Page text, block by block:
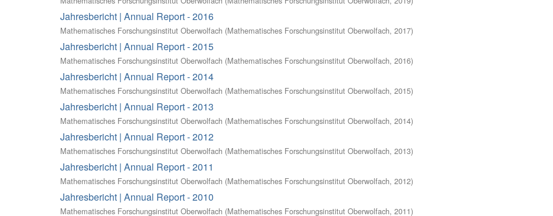
Jahresbericht | Annual Report - 2016
Mathematisches Forschungsinstitut Oberwolfach (Mathematisches Forschungsinstitut Oberwolfach, 2017)
Jahresbericht | Annual Report - 2015
Mathematisches Forschungsinstitut Oberwolfach (Mathematisches Forschungsinstitut Oberwolfach, 2016)
Jahresbericht | Annual Report - 2014
Mathematisches Forschungsinstitut Oberwolfach (Mathematisches Forschungsinstitut Oberwolfach, 2015)
Jahresbericht | Annual Report - 2013
Mathematisches Forschungsinstitut Oberwolfach (Mathematisches Forschungsinstitut Oberwolfach, 2014)
Jahresbericht | Annual Report - 2012
Mathematisches Forschungsinstitut Oberwolfach (Mathematisches Forschungsinstitut Oberwolfach, 2013)
Jahresbericht | Annual Report - 2011
Mathematisches Forschungsinstitut Oberwolfach (Mathematisches Forschungsinstitut Oberwolfach, 2012)
Jahresbericht | Annual Report - 2010
Mathematisches Forschungsinstitut Oberwolfach (Mathematisches Forschungsinstitut Oberwolfach, 2011)